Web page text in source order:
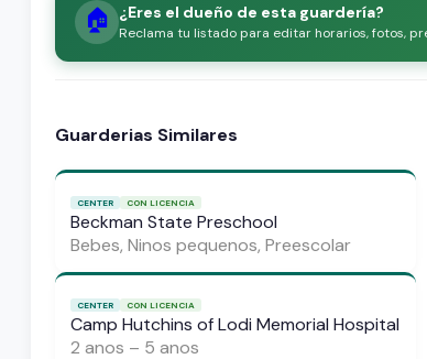
🏠 ¿Eres el dueño de esta guardería?
Reclama tu listado para editar horarios, fotos,
Guarderias Similares
CENTER CON LICENCIA
Beckman State Preschool
Bebes, Ninos pequenos, Preescolar
CENTER CON LICENCIA
Camp Hutchins of Lodi Memorial Hospital
2 anos – 5 anos